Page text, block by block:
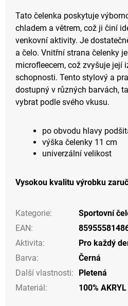
Tato čelenka poskytuje
chladem a větrem, což ji činí
venkovní aktivity. Je
a čelo. Vnitřní strana čelenky
microfleecem, což zvyšuje její
schopnosti. Tento stylový a
dostupný v různých barvách,
vybrat podle svého vkusu.
po obvodu hlavy
výška čelenky 11 cm
univerzální velikost
Vysokou kvalitu výrobku
Kategorie:
Sportovní
EAN:
Aktivita:
Pro každý
Barva:
Černá
Další vlastnosti:
Pletená
Materiál: 100% AKRYL